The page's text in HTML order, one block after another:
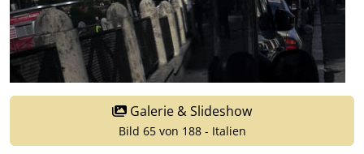
Galerie & Slideshow
Bild 65 von 188 - Italien